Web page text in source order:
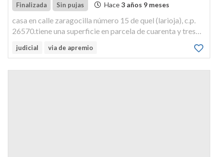
Finalizada Sin pujas Hace3 años 9 meses
casa en calle zaragocilla número 15 de quel (larioja), c.p.
26570.tiene una superficie en parcela de cuarenta y tres
metros cuadrados.
judicial via de apremio